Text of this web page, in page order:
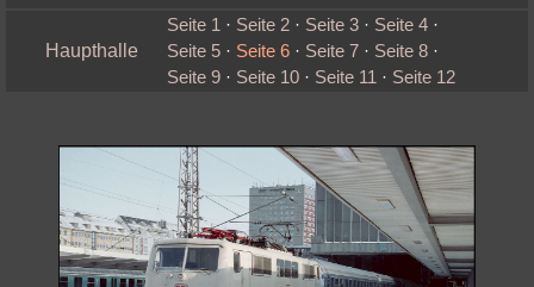
Haupthalle
Seite 1 · Seite 2· Seite 3· Seite 4·
Seite 5· Seite 6· Seite 7· Seite 8·
Seite 9· Seite 10· Seite 11 · Seite 12